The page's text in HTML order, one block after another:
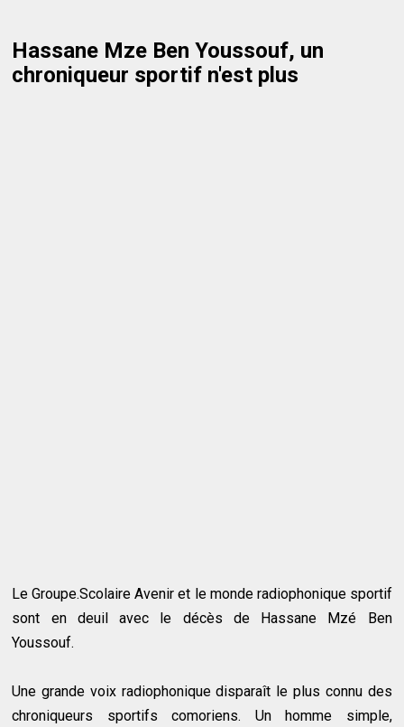
Hassane Mze Ben Youssouf, un
chroniqueur sportif n'est plus
Le Groupe.Scolaire Avenir et le monde radiophonique sportif
sont en deuil avec le décès de Hassane Mzé Ben
Youssouf.
Une grande voix radiophonique disparaît le plus connu des
chroniqueurs sportifs comoriens. Un homme simple,